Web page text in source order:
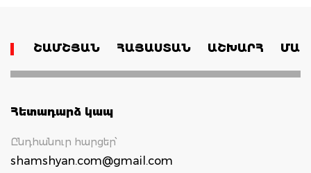
ՇԱՄՇՅԱՆ ՀԱՅԱՍՏԱՆ ԱՇԽԱՐՀ
Հետադարձ կապ
Ընդհանուր հարցեր՝
shamshyan.com@gmail.com